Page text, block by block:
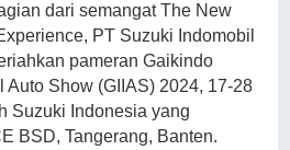
dari semangat The New
PT Suzuki Indomobil
pameran Gaikindo
Auto Show (GIIAS) 2024, 17-28
Suzuki Indonesia yang
BSD, Tangerang, Banten.